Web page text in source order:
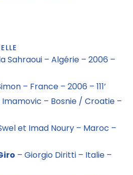
Sahraoui – Algérie – 2006 –
– France – 2006 – 111’
– Bosnie / Croatie –
et Imad Noury – Maroc –
– Giorgio Diritti – Italie –